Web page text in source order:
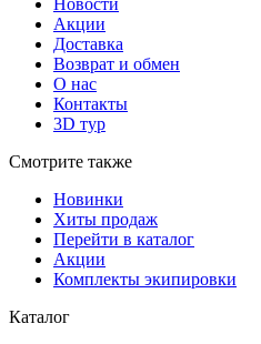
Новости
Акции
Доставка
Возврат и обмен
О нас
Контакты
3D тур
Смотрите также
Новинки
Хиты продаж
Перейти в каталог
Акции
Комплекты экипировки
Каталог